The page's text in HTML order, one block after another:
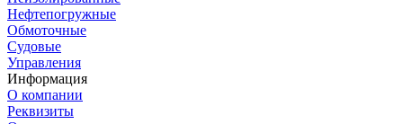
Нефтепогружные
Обмоточные
Судовые
Управления
Информация
О компании
Реквизиты